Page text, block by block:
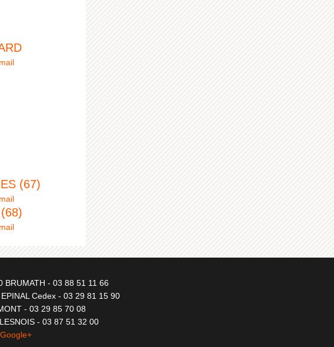
(67)
BRUMATH - 03 88 51 11 66
Cedex - 03 29 81 15 90
- 03 29 85 70 08
- 03 87 51 32 00
Google+